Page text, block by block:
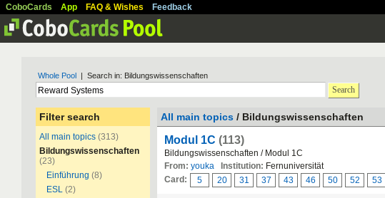
CoboCards App FAQ & Wishes Feedback
Whole Pool | Search in: Bildungswissenschaften
Search
Filter search
All main topics (313)
Bildungswissenschaften
(23)
Einführung (8)
ESL (2)
All main topics / Bildungswissenschaften
Modul 1C (113)
Bildungswissenschaften / Modul 1C
From: youka Institution: Fernuniversität
Card:
5 20 31 37 43 46 50 52 53